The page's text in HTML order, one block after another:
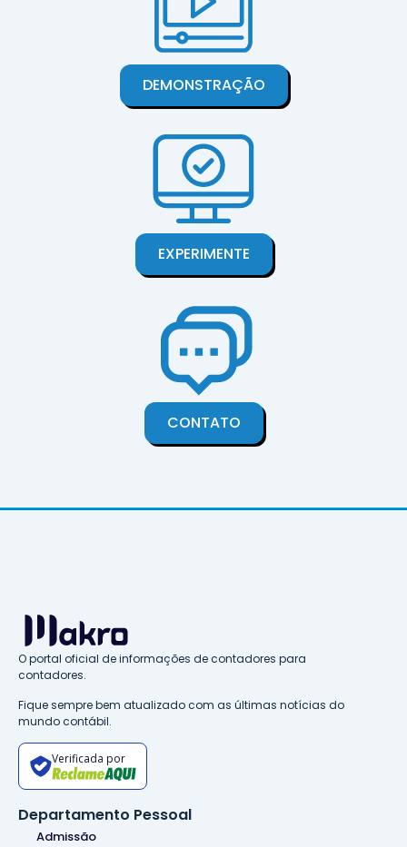
DEMONSTRAÇÃO
EXPERIMENTE
CONTATO
O portal oficial de informações de contadores para
contadores.
Fique sempre bem atualizado com as últimas notícias do
mundo contábil.
Verificada por
Departamento Pessoal
Admissão